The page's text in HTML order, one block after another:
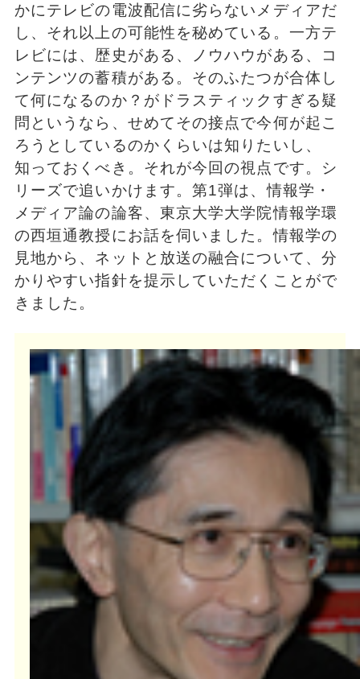
かにテレビの電波配信に劣らないメディアだ
し、それ以上の可能性を秘めている。一方テ
レビには、歴史がある、ノウハウがある、コ
ンテンツの蓄積がある。そのふたつが合体し
て何になるのか？がドラスティックすぎる疑
問というなら、せめてその接点で今何が起こ
ろうとしているのかくらいは知りたいし、
知っておくべき。それが今回の視点です。シ
リーズで追いかけます。第1弾は、情報学・
メディア論の論客、東京大学大学院情報学環
の西垣通教授にお話を伺いました。情報学の
見地から、ネットと放送の融合について、分
かりやすい指針を提示していただくことがで
きました。